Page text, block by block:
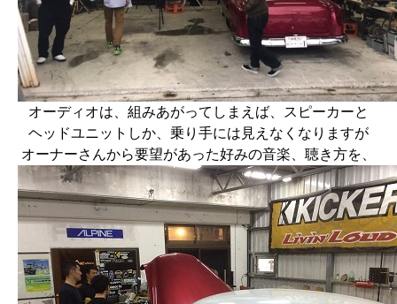
オーディオは、組みあがってしまえば、スピーカーと
ヘッドユニットしか、乗り手には見えなくなりますが
オーナーさんから要望があった好みの音楽、聴き方を、